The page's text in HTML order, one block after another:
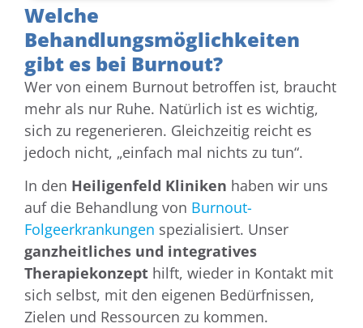
Welche
Behandlungsmöglichkeiten
gibt es bei Burnout?
Wer von einem Burnout betroffen ist, braucht
mehr als nur Ruhe. Natürlich ist es wichtig,
sich zu regenerieren. Gleichzeitig reicht es
jedoch nicht, „einfach mal nichts zu tun“.
In den Heiligenfeld Kliniken haben wir uns
auf die Behandlung von Burnout-
Folgeerkrankungen spezialisiert. Unser
ganzheitliches und integratives
Therapiekonzept hilft, wieder in Kontakt mit
sich selbst, mit den eigenen Bedürfnissen,
Zielen und Ressourcen zu kommen.